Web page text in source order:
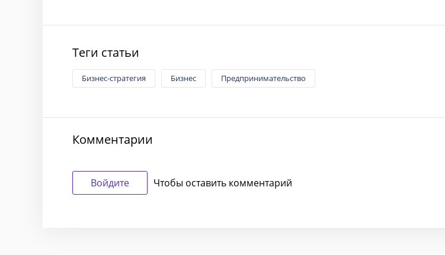
Теги статьи
Бизнес-стратегия Бизнес Предпринимательство
Комментарии
Войдите Чтобы оставить комментарий